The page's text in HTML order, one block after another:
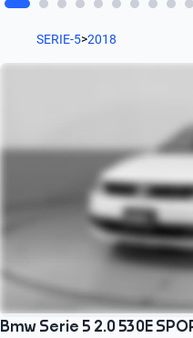
SERIE-5>2018
Bmw Serie 5 2.0 530E